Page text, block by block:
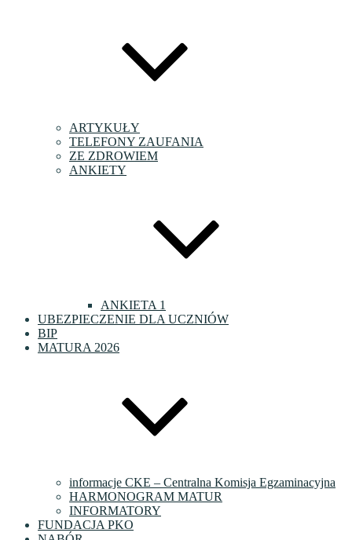
ARTYKUŁY
TELEFONY ZAUFANIA
ZE ZDROWIEM
ANKIETY
ANKIETA 1
UBEZPIECZENIE DLA UCZNIÓW
BIP
MATURA 2026
informacje CKE – Centralna Komisja Egzaminacyjna
HARMONOGRAM MATUR
INFORMATORY
FUNDACJA PKO